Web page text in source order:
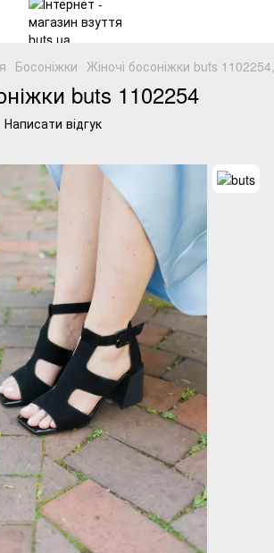
Босоніжки Жіночі босоніжки buts
buts 1102254
Написати відгук